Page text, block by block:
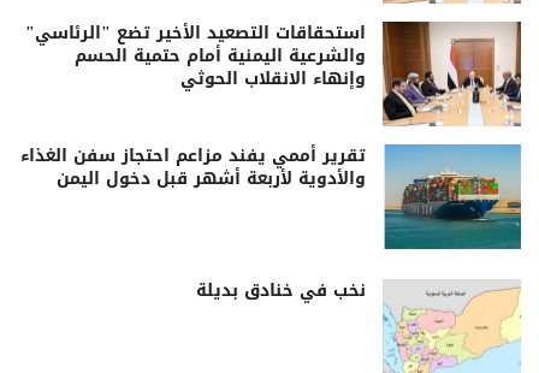
استحقاقات التصعيد الأخير تضع "الرئاسي"
والشرعية اليمنية أمام حتمية الحسم
وإنهاء الانقلاب الحوثي
تقرير أممي يفند مزاعم احتجاز سفن الغذاء
والأدوية لأربعة أشهر قبل دخول اليمن
نخب في خنادق بديلة